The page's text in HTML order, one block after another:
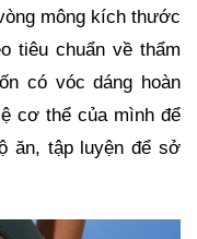
mông kích thước
tiêu chuẩn về thẩm
có vóc dáng hoàn
cơ thể của mình để
ăn, tập luyện để sở